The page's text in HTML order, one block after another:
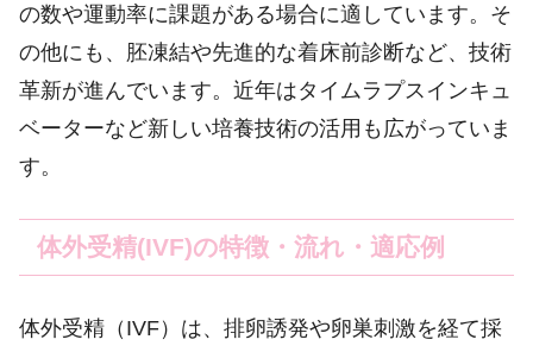
の数や運動率に課題がある場合に適しています。そ
の他にも、胚凍結や先進的な着床前診断など、技術
革新が進んでいます。近年はタイムラプスインキュ
ベーターなど新しい培養技術の活用も広がっていま
す。
体外受精(IVF)の特徴・流れ・適応例
体外受精（IVF）は、排卵誘発や卵巣刺激を経て採